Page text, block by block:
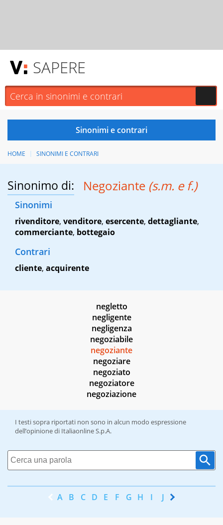
SAPERE
HOME SINONIMI E CONTRARI
Sinonimo di: Negoziante (s.m. e f.)
Sinonimi
rivenditore, venditore, esercente, dettagliante,
commerciante, bottegaio
Contrari
cliente, acquirente
negletto
negligente
negligenza
negoziabile
negoziante
negoziare
negoziato
negoziatore
negoziazione
I testi sopra riportati non sono in alcun modo espressione
dell’opinione di Italiaonline S.p.A.
A B C D E F G H I J K